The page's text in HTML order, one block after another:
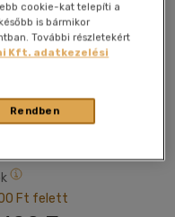
|irkafűzött|
Ft felett
cookie-kat telepíti a
is bármikor
További részletekért
Kft. adatkezelési
Rendben